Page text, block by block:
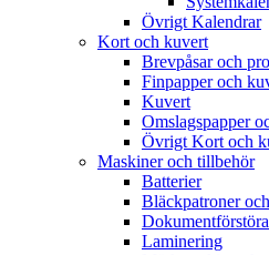
Övrigt Kalendrar
Kort och kuvert
Brevpåsar och
Finpapper och
Kuvert
Omslagspapper
Övrigt Kort och
Maskiner och tillbehör
Batterier
Bläckpatroner
Laminering